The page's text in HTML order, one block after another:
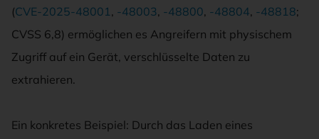
(CVE-2025-48001 , -48003, -48800, -48804, -48818;
CVSS 6,8) ermöglichen es Angreifern mit physischem
Zugriff auf ein Gerät, verschlüsselte Daten zu
extrahieren.
Ein konkretes Beispiel: Durch das Laden eines